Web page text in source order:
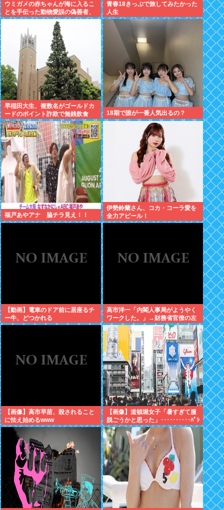
ウミガメの赤ちゃんが海に入るこ
とを手伝った動物愛誤の偽善者、
最悪の結末を迎える
青春18きっぷで旅してみたかった
人生
早稲田大生、複数名がゴールドカ
ードのポイント詐欺で無銭飲食
18期で誰が一番人気出るの？
福戸あやアナ 脇チラ見え！！
伊勢鈴蘭さん、コカ・コーラ愛を
全力アピール！
【動画】電車のドア前に居座るチ
ー牛、どつかれる
高市洋一「内閣人事局がようやく
ワークした。」→財務省官僚の左
遷記事を喜んでポスト
【画像】高市早苗、殺されること
に怯え始めるwww
【画像】道頓堀女子「暑すぎて服
脱ごうかと思った」･･････････ﾊﾟｼ
ｬｯ！！